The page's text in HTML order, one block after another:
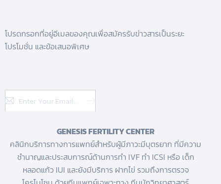
โปรดกรอกที่อยู่อีเมลของคุณเพื่อสมัครรับข่าวสารเป็นระยะ
โปรโมชั่น และข้อเสนอพิเศษ
Subscribe
GENESIS FERTILITY CENTER
คลินิกบริการทางการแพทย์สำหรับผู้มีภาวะมีบุตรยาก ที่มีความ
ชำนาญและประสบการณ์ด้านการทํา IVF ทำ ICSI หรือ เด็ก
หลอดแก้วIUI และยังมีบริการ ฝากไข่ รวมถึงการตรวจ